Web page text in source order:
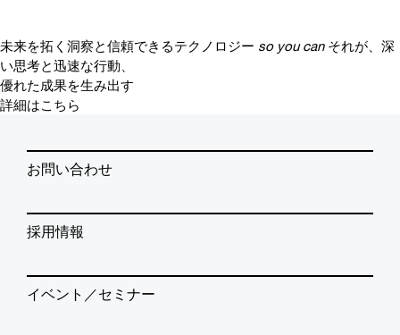
未来を拓く洞察と信頼できるテクノロジー so you can それが、深
い思考と迅速な行動、
優れた成果を生み出す
詳細はこちら
お問い合わせ
採用情報
イベント／セミナー